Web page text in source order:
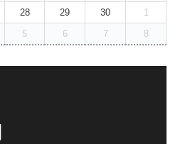
28 29 30
1
5 6 7 8